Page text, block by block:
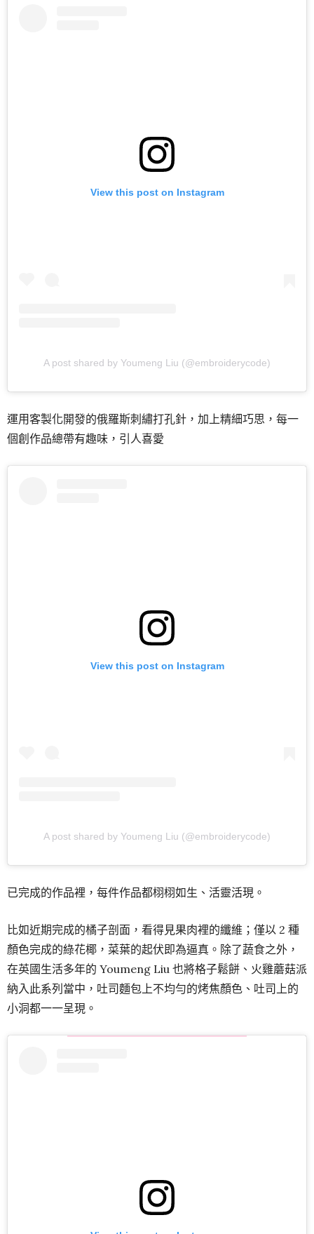
View this post on Instagram
A post shared by Youmeng Liu (@embroiderycode)
運用客製化開發的俄羅斯刺繡打孔針，加上精細巧思，每一
個創作品總帶有趣味，引人喜愛
View this post on Instagram
A post shared by Youmeng Liu (@embroiderycode)
已完成的作品裡，每件作品都栩栩如生、活靈活現。
比如近期完成的橘子剖面，看得見果肉裡的纖維；僅以 2 種
顏色完成的綠花椰，菜葉的起伏即為逼真。除了蔬食之外，
在英國生活多年的 Youmeng Liu 也將格子鬆餅、火雞蘑菇派
納入此系列當中，吐司麵包上不均勻的烤焦顏色、吐司上的
小洞都一一呈現。